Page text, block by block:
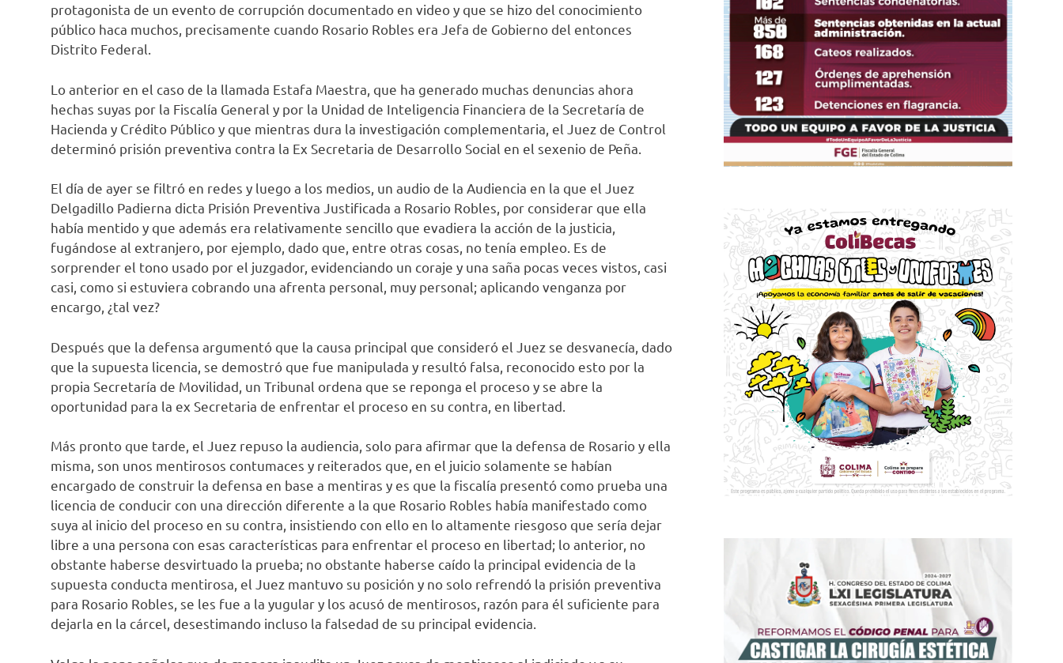
protagonista de un evento de corrupción documentado en video y que se hizo del conocimiento
público haca muchos, precisamente cuando Rosario Robles era Jefa de Gobierno del entonces
Distrito Federal.
Lo anterior en el caso de la llamada Estafa Maestra, que ha generado muchas denuncias ahora
hechas suyas por la Fiscalía General y por la Unidad de Inteligencia Financiera de la Secretaría de
Hacienda y Crédito Público y que mientras dura la investigación complementaria, el Juez de Control
determinó prisión preventiva contra la Ex Secretaria de Desarrollo Social en el sexenio de Peña.
El día de ayer se filtró en redes y luego a los medios, un audio de la Audiencia en la que el Juez
Delgadillo Padierna dicta Prisión Preventiva Justificada a Rosario Robles, por considerar que ella
había mentido y que además era relativamente sencillo que evadiera la acción de la justicia,
fugándose al extranjero, por ejemplo, dado que, entre otras cosas, no tenía empleo. Es de
sorprender el tono usado por el juzgador, evidenciando un coraje y una saña pocas veces vistos, casi
casi, como si estuviera cobrando una afrenta personal, muy personal; aplicando venganza por
encargo, ¿tal vez?
Después que la defensa argumentó que la causa principal que consideró el Juez se desvanecía, dado
que la supuesta licencia, se demostró que fue manipulada y resultó falsa, reconocido esto por la
propia Secretaría de Movilidad, un Tribunal ordena que se reponga el proceso y se abre la
oportunidad para la ex Secretaria de enfrentar el proceso en su contra, en libertad.
Más pronto que tarde, el Juez repuso la audiencia, solo para afirmar que la defensa de Rosario y ella
misma, son unos mentirosos contumaces y reiterados que, en el juicio solamente se habían
encargado de construir la defensa en base a mentiras y es que la fiscalía presentó como prueba una
licencia de conducir con una dirección diferente a la que Rosario Robles había manifestado como
suya al inicio del proceso en su contra, insistiendo con ello en lo altamente riesgoso que sería dejar
libre a una persona con esas características para enfrentar el proceso en libertad; lo anterior, no
obstante haberse desvirtuado la prueba; no obstante haberse caído la principal evidencia de la
supuesta conducta mentirosa, el Juez mantuvo su posición y no solo refrendó la prisión preventiva
para Rosario Robles, se les fue a la yugular y los acusó de mentirosos, razón para él suficiente para
dejarla en la cárcel, desestimando incluso la falsedad de su principal evidencia.